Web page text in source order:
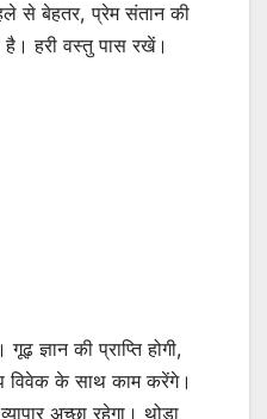
से बेहतर, प्रेम संतान की
है। हरी वस्तु पास रखें।
ज्ञान की प्राप्ति होगी,
विवेक के साथ काम करेंगे।
अच्छा रहेगा। थोड़ा